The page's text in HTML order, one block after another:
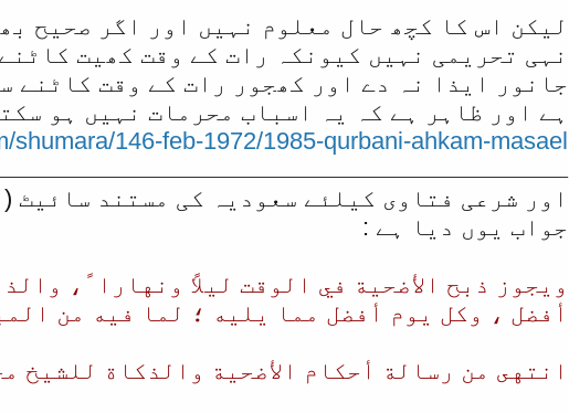
لیکن اس کا کچھ حال معلوم نہیں اور اگر صحیح
نہی تحریمی نہیں کیونکہ رات کے وقت کھیت
جانور ایذا نہ دے اور کھجور رات کے وقت کاٹنے
ہے اور ظاہر ہے کہ یہ اسباب محرمات نہیں ہو
shumara/146-feb-1972/1985-qurbani-ahkam-masael
اور شرعی فتاوی کیلئے سعودیہ کی مستند سائیٹ
جواب یوں دیا ہے :​
ويجوز ذبح الأضحية في الوقت ليلاً ونهارا ً،
أفضل ، وكل يوم أفضل مما يليه ؛ لما فيه من
انتهى من رسالة أحكام الأضحية والذكاة للشيخ